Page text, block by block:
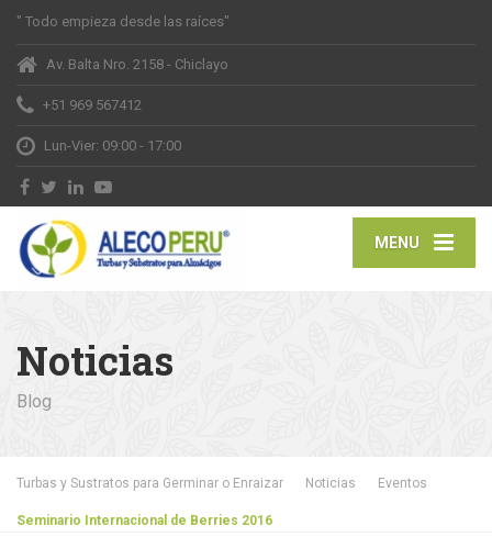
" Todo empieza desde las raíces"
Av. Balta Nro. 2158 - Chiclayo
+51 969 567412
Lun-Vier: 09:00 - 17:00
MENU
Noticias
Blog
Turbas y Sustratos para Germinar o Enraizar Noticias Eventos
Seminario Internacional de Berries 2016